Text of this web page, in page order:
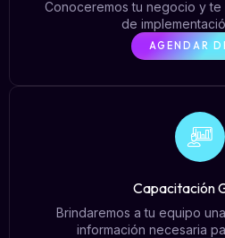
Conoceremos tu negocio y te
de
AGENDAR
Capacitación
Brindaremos a tu equipo
información necesaria